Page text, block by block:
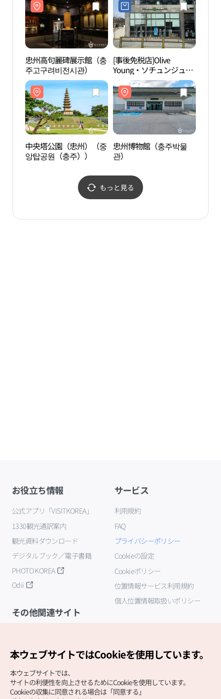
忠州高句麗碑展示館（충
주고구려비전시관）
[事後免税店]Olive
Young・ソチュンジュ
（西忠州）店(올리브영
서충주점)
中央塔公園（忠州）（중
앙탑공원（충주））
忠州博物館（충주박물
관）
もっと見る
お役立ち情報
公式アプリ「VISITKOREA」
1330観光通訳案内
観光資料ダウンロード
デジタルブック／電子書籍
PHOTO KOREA
Odii
サービス
利用規約
FAQ
プライバシーポリシー
Cookieの設定
Cookieポリシー
位置情報サービス利用規約
個人位置情報取扱いポリシー
その他関連サイト
本ウェブサイトではCookieを使用しています。
本ウェブサイトでは、
サイトの利便性を向上させるためにCookieを使用しています。
Cookieの収集に同意される場合は「同意する」